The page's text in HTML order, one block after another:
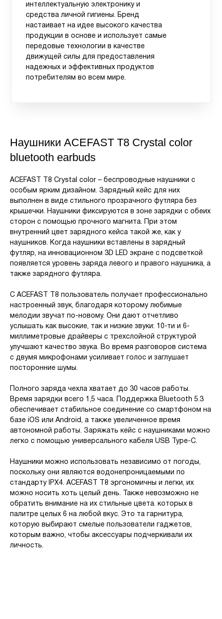
интеллектуальную электронику и
средства личной гигиены. Бренд
настаивает на идее высокого качества
продукции в основе и использует самые
передовые технологии в качестве
движущей силы для предоставления
надежных и эффективных продуктов
потребителям во всем мире.
Наушники ACEFAST T8 Crystal color
bluetooth earbuds
ACEFAST T8 Crystal color – беспроводные наушники с
особым ярким дизайном. Зарядный кейс для них
выполнен в виде стильного прозрачного футляра без
крышечки. Наушники фиксируются в зоне зарядки с обеих
сторон с помощью прочного магнита. При этом
внутренний цвет зарядного кейса такой же, как у
наушников. Когда наушники вставлены в зарядный
футляр, на инновационном 3D LED экране с подсветкой
появляется уровень заряда левого и правого наушника, а
также зарядного футляра.
С ACEFAST T8 пользователь получает профессионально
настроенный звук, благодаря которому любимые
мелодии звучат по-новому. Они дают отчетливо
услышать как высокие, так и низкие звуки: 10-ти и 6-
миллиметровые драйверы с трехслойной структурой
улучшают качество звука. Во время разговоров система
с двумя микрофонами усиливает голос и заглушает
посторонние шумы.
Полного заряда чехла хватает до 30 часов работы.
Время зарядки всего 1,5 часа. Поддержка Bluetooth 5.3
обеспечивает стабильное соединение со смартфоном на
базе iOS или Android, а также увеличенное время
автономной работы. Заряжать кейс с наушниками можно
легко с помощью универсального кабеля USB Type-C.
Наушники можно использовать независимо от погоды,
поскольку они являются водонепроницаемыми по
стандарту IPX4. ACEFAST T8 эргономичны и легки, их
можно носить хоть целый день. Также невозможно не
обратить внимание на их стильные цвета. которых в
палитре целых 6 на любой вкус. Это та гарнитура,
которую выбирают смелые пользователи гаджетов,
которым важно, чтобы аксессуары подчеркивали их
личность.